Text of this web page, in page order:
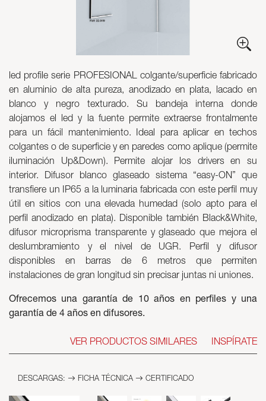
Carril trifásico (230V)
Carril mini de 24V
Spotlights y Downlights
Cajas de luz con frontal textil
Paneles luminosos y Plexiled
led profile serie PROFESIONAL colgante/superficie fabricado
en aluminio de alta pureza, anodizado en plata, lacado en
blanco y negro texturado. Su bandeja interna donde
alojamos el led y la fuente permite extraerse frontalmente
para un fácil mantenimiento. Ideal para aplicar en techos
colgantes o de superficie y en paredes como aplique (permite
iluminación Up&Down). Permite alojar los drivers en su
interior. Difusor blanco glaseado sistema “easy-ON” que
transfiere un IP65 a la luminaria fabricada con este perfil muy
útil en sitios con una elevada humedad (solo apto para el
perfil anodizado en plata). Disponible también Black&White,
difusor microprisma transparente y glaseado que mejora el
deslumbramiento y el nivel de UGR. Perfil y difusor
disponibles en barras de 6 metros que permiten
instalaciones de gran longitud sin precisar juntas ni uniones.
Ofrecemos una garantía de 10 años en perfiles y una
garantía de 4 años en difusores.
INSPÍRATE
VER PRODUCTOS SIMILARES
DESCARGAS: FICHA TÉCNICA CERTIFICADO